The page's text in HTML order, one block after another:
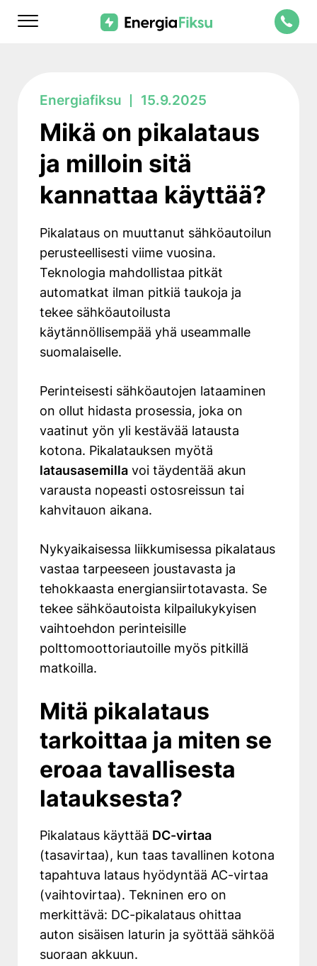
content
Energiafiksu
Mikä on pikalataus
ja milloin sitä
kannattaa käyttää?
Pikalataus on muuttanut sähköautoilun
perusteellisesti viime vuosina.
Teknologia mahdollistaa pitkät
automatkat ilman pitkiä taukoja ja
tekee sähköautoilusta
käytännöllisempää yhä useammalle
suomalaiselle.
Perinteisesti sähköautojen lataaminen
on ollut hidasta prosessia, joka on
vaatinut yön yli kestävää latausta
kotona. Pikalatauksen myötä
latausasemillavoi täydentää akun
varausta nopeasti ostosreissun tai
kahvitauon aikana.
Nykyaikaisessa liikkumisessa pikalataus
vastaa tarpeeseen joustavasta ja
tehokkaasta energiansiirtotavasta. Se
tekee sähköautoista kilpailukykyisen
vaihtoehdon perinteisille
polttomoottoriautoille myös pitkillä
matkoilla.
Mitä pikalataus
tarkoittaa ja miten se
eroaa tavallisesta
latauksesta?
Pikalataus käyttää DC-virtaa
(tasavirtaa), kun taas tavallinen kotona
tapahtuva lataus hyödyntää AC-virtaa
(vaihtovirtaa). Tekninen ero on
merkittävä: DC-pikalataus ohittaa
auton sisäisen laturin ja syöttää sähköä
suoraan akkuun.